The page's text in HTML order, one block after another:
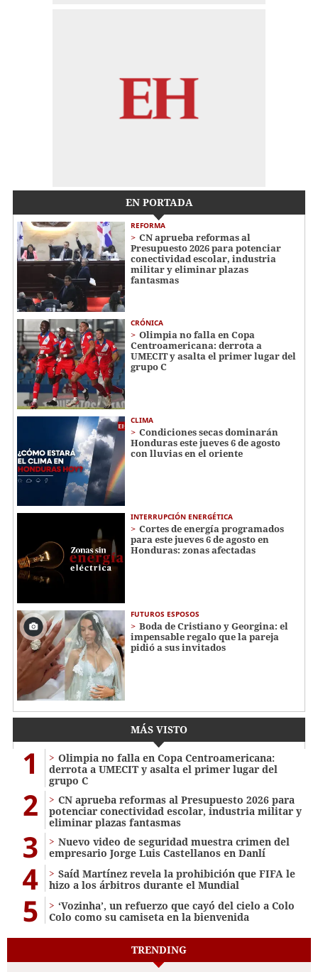
EN PORTADA
REFORMA
CN aprueba reformas al
Presupuesto 2026 para potenciar
conectividad escolar, industria
militar y eliminar plazas
fantasmas
CRÓNICA
Olimpia no falla en Copa
Centroamericana: derrota a
UMECIT y asalta el primer lugar del
grupo C
CLIMA
Condiciones secas dominarán
Honduras este jueves 6 de agosto
con lluvias en el oriente
INTERRUPCIÓN ENERGÉTICA
Cortes de energía programados
para este jueves 6 de agosto en
Honduras: zonas afectadas
FUTUROS ESPOSOS
Boda de Cristiano y Georgina: el
impensable regalo que la pareja
pidió a sus invitados
MÁS VISTO
1
Olimpia no falla en Copa Centroamericana:
derrota a UMECIT y asalta el primer lugar del
grupo C
2
CN aprueba reformas al Presupuesto 2026 para
potenciar conectividad escolar, industria militar y
eliminar plazas fantasmas
3
Nuevo video de seguridad muestra crimen del
empresario Jorge Luis Castellanos en Danlí
4
Saíd Martínez revela la prohibición que FIFA le
hizo a los árbitros durante el Mundial
5
‘Vozinha’, un refuerzo que cayó del cielo a Colo
Colo como su camiseta en la bienvenida
TRENDING